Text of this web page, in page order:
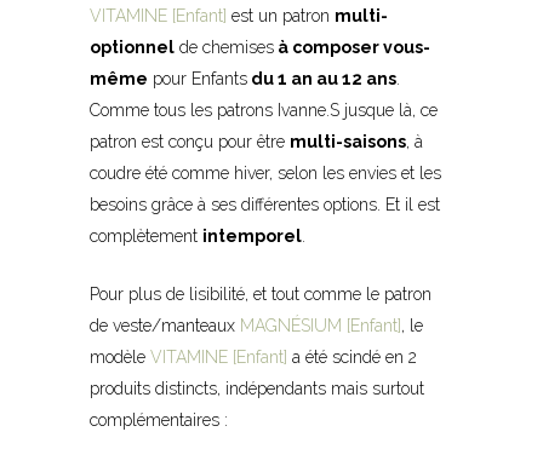
VITAMINE [Enfant] est un patron multi-
optionnel de chemises à composer vous-
même pour Enfants du 1 an au 12 ans.
Comme tous les patrons Ivanne.S jusque là, ce
patron est conçu pour être multi-saisons, à
coudre été comme hiver, selon les envies et les
besoins grâce à ses différentes options. Et il est
complètement intemporel.
Pour plus de lisibilité, et tout comme le patron
de veste/manteaux MAGNÉSIUM [Enfant], le
modèle VITAMINE [Enfant] a été scindé en 2
produits distincts, indépendants mais surtout
complémentaires :